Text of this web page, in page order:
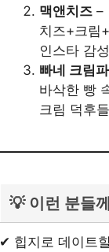
맥앤치즈 –
치즈+크림
인스타 감
빠네 크림
바삭한 빵
크림 덕후
💡 이런 분들
✔ 힙지로 데이트